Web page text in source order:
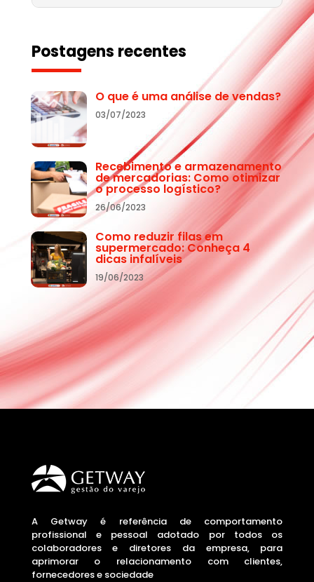
Postagens recentes
O que é uma análise de vendas?
03/07/2023
Recebimento e armazenamento
de mercadorias: Como otimizar
o processo logístico?
26/06/2023
Como reduzir filas em
supermercado: Conheça 4
dicas infalíveis
19/06/2023
A Getway é referência de comportamento
profissional e pessoal adotado por todos os
colaboradores e diretores da empresa, para
aprimorar o relacionamento com clientes,
fornecedores e sociedade